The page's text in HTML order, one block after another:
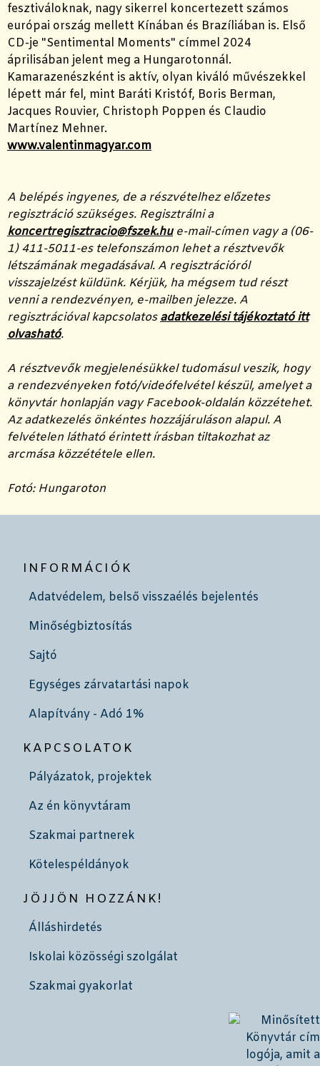
fesztiváloknak, nagy sikerrel koncertezett számos
európai ország mellett Kínában és Brazíliában is. Első
CD-je "Sentimental Moments" címmel 2024
áprilisában jelent meg a Hungarotonnál.
Kamarazenészként is aktív, olyan kiváló művészekkel
lépett már fel, mint Baráti Kristóf, Boris Berman,
Jacques Rouvier, Christoph Poppen és Claudio
Martínez Mehner.
www.valentinmagyar.com
A belépés ingyenes, de a részvételhez előzetes
regisztráció szükséges. Regisztrálni a
koncertregisztracio@fszek.hue-mail-címen vagy a (06-
1) 411-5011-es telefonszámon lehet a résztvevők
létszámának megadásával. A regisztrációról
visszajelzést küldünk. Kérjük, ha mégsem tud részt
venni a rendezvényen, e-mailben jelezze. A
regisztrációval kapcsolatosadatkezelési tájékoztató itt
olvasható.
A résztvevők megjelenésükkel tudomásul veszik, hogy
a rendezvényeken fotó/videófelvétel készül, amelyet a
könyvtár honlapján vagy Facebook-oldalán közzétehet.
Az adatkezelés önkéntes hozzájáruláson alapul. A
felvételen látható érintett írásban tiltakozhat az
arcmása közzététele ellen.
Fotó: Hungaroton
INFORMÁCIÓK
Adatvédelem, belső visszaélés bejelentés
Minőségbiztosítás
Sajtó
Egységes zárvatartási napok
Alapítvány - Adó 1%
KAPCSOLATOK
Pályázatok, projektek
Az én könyvtáram
Szakmai partnerek
Kötelespéldányok
JÖJJÖN HOZZÁNK!
Álláshirdetés
Iskolai közösségi szolgálat
Szakmai gyakorlat